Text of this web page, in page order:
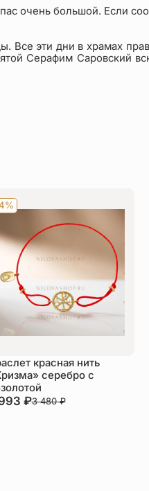
очень большой. Если
Все эти дни в храмах
Серафим Саровский
красная нить
серебро с
₽3 480₽